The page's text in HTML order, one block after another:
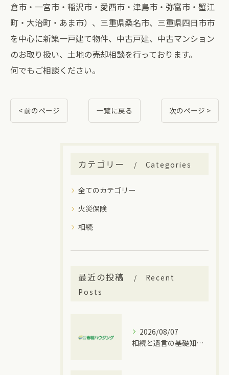
倉市・一宮市・稲沢市・愛西市・津島市・弥富市・蟹江
町・大治町・あま市）、三重県桑名市、三重県四日市市
を中心に新築一戸建て物件、中古戸建、中古マンション
のお取り扱い、土地の売却相談を行っております。
何でもご相談ください。
< 前のページ 一覧に戻る 次のページ >
カテゴリー Categories
全てのカテゴリー
火災保険
相続
最近の投稿
Recent
Posts
2026/08/07
相続と遺言の基礎知識を大府市の実情に合わせて分かりやすく解説